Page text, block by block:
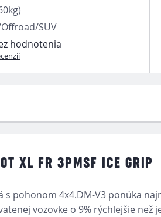
SUV
hodnotenia
XL FR 3PMSF ICE GRIP
pohonom 4x4.DM-V3 ponúka
vozovke o 9% rýchlejšie